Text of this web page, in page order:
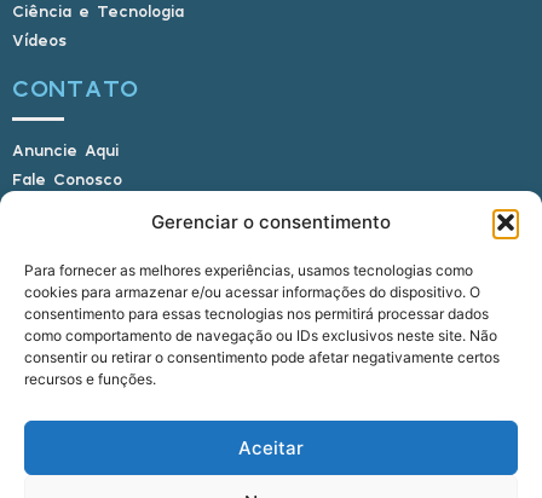
Gerenciar o consentimento
Para fornecer as melhores experiências, usamos tecnologias como
cookies para armazenar e/ou acessar informações do dispositivo. O
consentimento para essas tecnologias nos permitirá processar dados
como comportamento de navegação ou IDs exclusivos neste site. Não
consentir ou retirar o consentimento pode afetar negativamente certos
recursos e funções.
Aceitar
Ciência e Tecnologia
Vídeos
CONTATO
Anuncie Aqui
Fale Conosco
E-mail: alagoasbrasilnoticias@gmail.com
Telefone: (82) 9 9691-0391 (Whatsapp)
Responsável Técnico: Crysthyan Carlos
Rua do Sau - Centro - Anadia - AL - CEP: